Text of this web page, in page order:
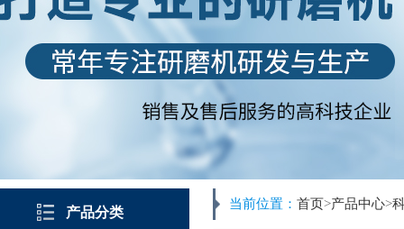
产品分类
当前位置： 首页>产品中心>